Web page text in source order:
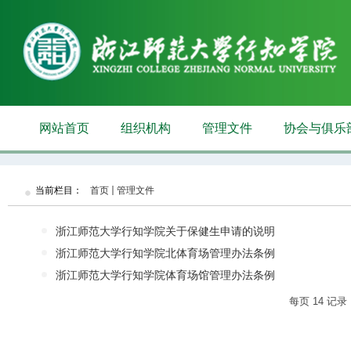
网站首页 组织机构 管理文件 协会与俱乐
当前栏目： 首页 管理文件
浙江师范大学行知学院关于保健生申请的说明
浙江师范大学行知学院北体育场管理办法条例
浙江师范大学行知学院体育场馆管理办法条例
每页 14 记录